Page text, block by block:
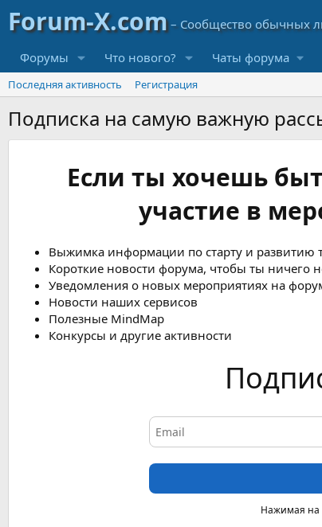
Форумы Что нового? Чаты форума
Последняя активность Регистрация
Подписка на самую важную
Если ты хочешь
участие в
Выжимка информации по старту и развитию
Короткие новости форума, чтобы ты ничего
Уведомления о новых мероприятиях на
Новости наших сервисов
Полезные MindMap
Конкурсы и другие активности
Нажимая на